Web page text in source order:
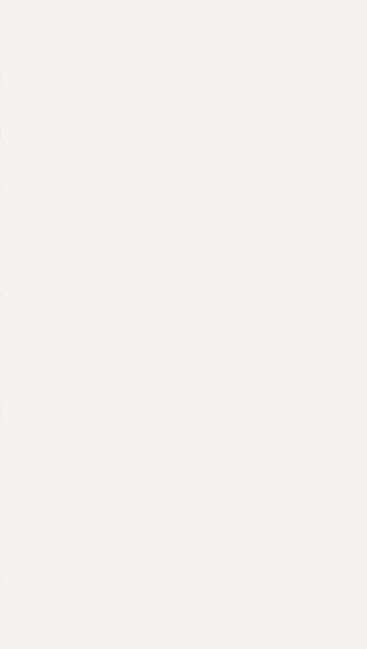
automatisch
glas
assistent
adaptief